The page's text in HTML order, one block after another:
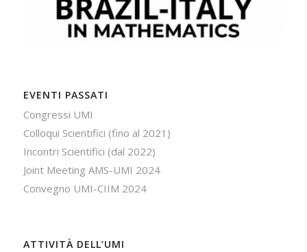
EVENTI PASSATI
Congressi UMI
Colloqui Scientifici (fino al 2021)
Incontri Scientifici (dal 2022)
Joint Meeting AMS-UMI 2024
Convegno UMI-CIIM 2024
ATTIVITÀ DELL’UMI